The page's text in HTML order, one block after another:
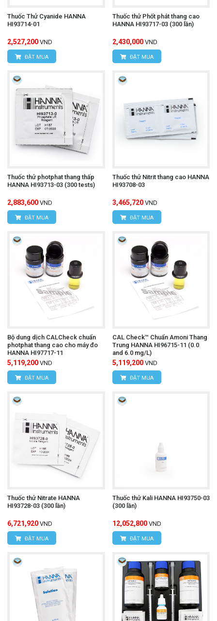
Thuốc Thử Cyanide HANNA
HI93714-01
2,527,200 VND
ĐẶT MUA
Thuốc thử Phốt phát thang cao
HANNA HI93717-03 (300 lần)
2,430,000 VND
ĐẶT MUA
Thuốc thử photphat thang thấp
HANNA HI93713-03 (300 tests)
2,883,600 VND
ĐẶT MUA
Thuốc thử Nitrit thang cao HANNA
HI93708-03
3,465,720 VND
ĐẶT MUA
Bộ dung dịch CALCheck chuẩn
photphat thang cao cho máy đo
HANNA HI97717-11
5,119,200 VND
ĐẶT MUA
CAL Check™ Chuẩn Amoni Thang
Trung HANNA HI96715-11 (0.0
and 6.0 mg/L)
5,119,200 VND
ĐẶT MUA
Thuốc thử Nitrate HANNA
HI93728-03 (300 lần)
6,721,920 VND
ĐẶT MUA
Thuốc thử Kali HANNA HI93750-03
(300 lần)
12,052,800 VND
ĐẶT MUA